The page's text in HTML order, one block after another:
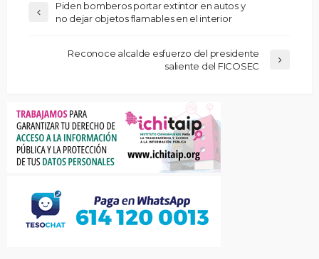
Piden bomberos portar extintor en autos y
no dejar objetos flamables en el interior
Reconoce alcalde esfuerzo del presidente
saliente del FICOSEC